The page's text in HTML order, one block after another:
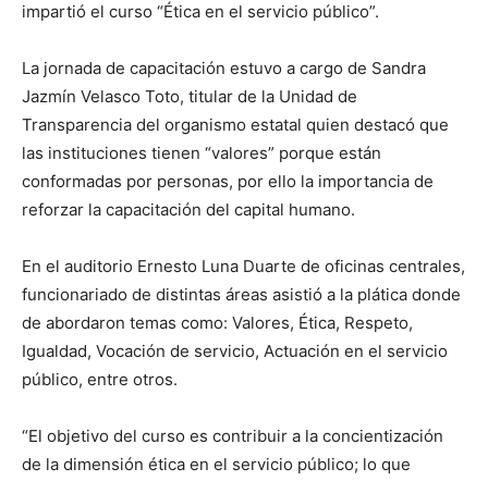
impartió el curso “Ética en el servicio público”.
La jornada de capacitación estuvo a cargo de Sandra
Jazmín Velasco Toto, titular de la Unidad de
Transparencia del organismo estatal quien destacó que
las instituciones tienen “valores” porque están
conformadas por personas, por ello la importancia de
reforzar la capacitación del capital humano.
En el auditorio Ernesto Luna Duarte de oficinas centrales,
funcionariado de distintas áreas asistió a la plática donde
de abordaron temas como: Valores, Ética, Respeto,
Igualdad, Vocación de servicio, Actuación en el servicio
público, entre otros.
“El objetivo del curso es contribuir a la concientización
de la dimensión ética en el servicio público; lo que